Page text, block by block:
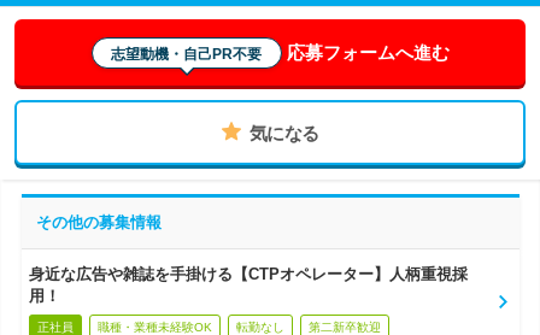
志望動機・自己PR不要 応募フォームへ進む
気になる
その他の募集情報
身近な広告や雑誌を手掛ける【CTPオペレーター】人柄重視採
用！
正社員 職種・業種未経験OK 転勤なし 第二新卒歓迎